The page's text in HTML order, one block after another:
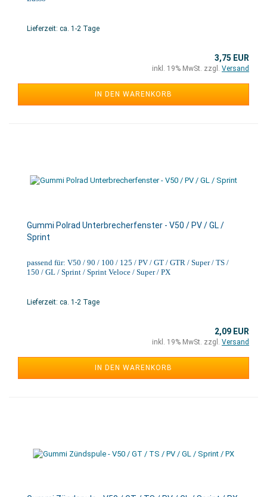
Lieferzeit: ca. 1-2 Tage
3,75 EUR
inkl. 19% MwSt. zzgl. Versand
IN DEN WARENKORB
Gummi Polrad Unterbrecherfenster - V50 / PV / GL /
Sprint
passend für: V50 / 90 / 100 / 125 / PV / GT / GTR / Super / TS /
150 / GL / Sprint / Sprint Veloce / Super / PX
Lieferzeit: ca. 1-2 Tage
2,09 EUR
inkl. 19% MwSt. zzgl. Versand
IN DEN WARENKORB